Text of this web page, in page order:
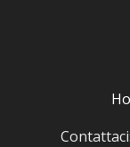
Contattaci: